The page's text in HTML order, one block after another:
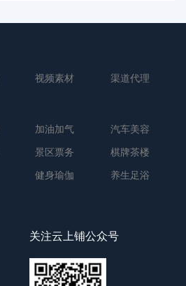
视频素材 渠道代理
加油加气
汽车美容
景区票务
棋牌茶楼
健身瑜伽
养生足浴
关注云上铺公众号